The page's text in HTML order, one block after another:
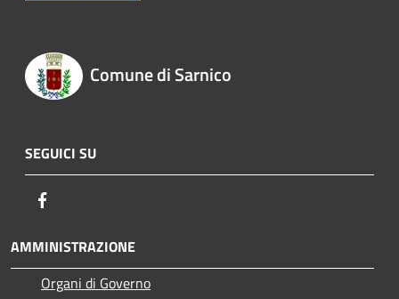
Comune di Sarnico
SEGUICI SU
AMMINISTRAZIONE
Organi di Governo